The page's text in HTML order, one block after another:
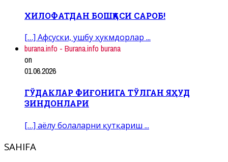
ХИЛОФАТДАН БОШҚАСИ САРОБ!
[…] Афсуски, ушбу ҳукмдорлар ...
burana.info - Burana.info burana
on
01.06.2026
ГЎДАКЛАР ФИҒОНИГА ТЎЛГАН ЯҲУД
ЗИНДОНЛАРИ
[…] аёлу болаларни қутқариш ...
SAHIFA